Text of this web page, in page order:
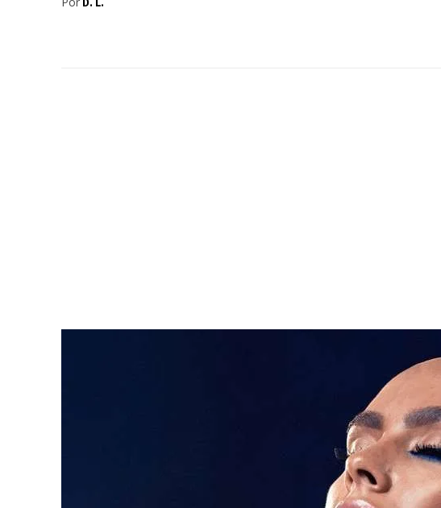
D. L.